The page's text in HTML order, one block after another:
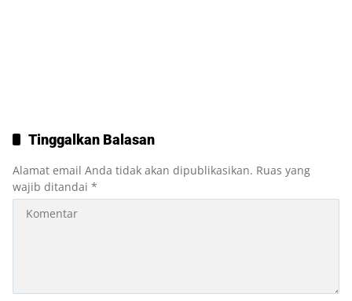
Tinggalkan Balasan
Alamat email Anda tidak akan dipublikasikan. Ruas yang
wajib ditandai *